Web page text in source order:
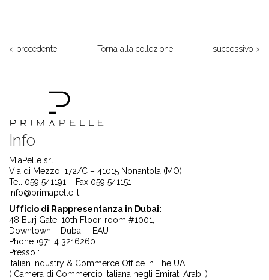
< precedente Torna alla collezione successivo >
Info
MiaPelle srl
Via di Mezzo, 172/C – 41015 Nonantola (MO)
Tel. 059 541191 – Fax 059 541151
info@primapelle.it
Ufficio di Rappresentanza in Dubai:
48 Burj Gate, 10th Floor, room #1001,
Downtown – Dubai – EAU
Phone +971 4 3216260
Presso :
Italian Industry & Commerce Office in The UAE
( Camera di Commercio Italiana negli Emirati Arabi )